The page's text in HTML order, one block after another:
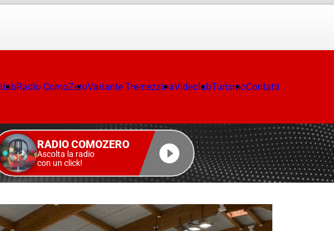
Radio ComoZeroVariante TremezzinaVideolabTurismoContatti
RADIO COMOZERO
Ascolta la radio
con un click!